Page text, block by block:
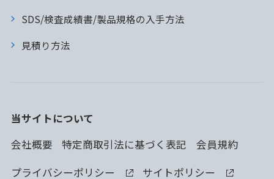
SDS/検査成績書/製品規格の入手方法
見積り方法
当サイトについて
会社概要
特定商取引法に基づく表記
会員規約
プライバシーポリシー
サイトポリシー